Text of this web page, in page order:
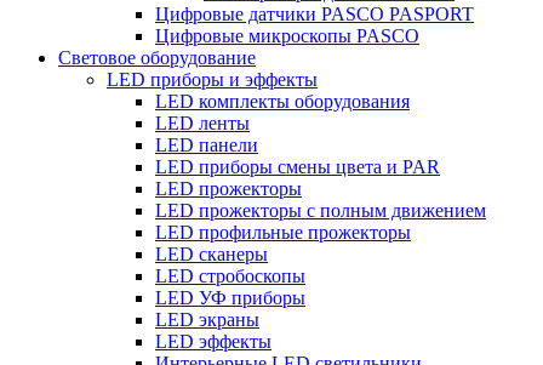
Цифровые датчики PASCO PASPORT
Цифровые микроскопы PASCO
Световое оборудование
LED приборы и эффекты
LED комплекты оборудования
LED ленты
LED панели
LED приборы смены цвета и PAR
LED прожекторы
LED прожекторы с полным движением
LED профильные прожекторы
LED сканеры
LED стробоскопы
LED УФ приборы
LED экраны
LED эффекты